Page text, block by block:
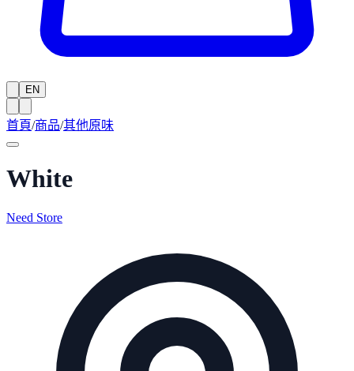
EN
首頁/商品/其他原味
White
Need Store